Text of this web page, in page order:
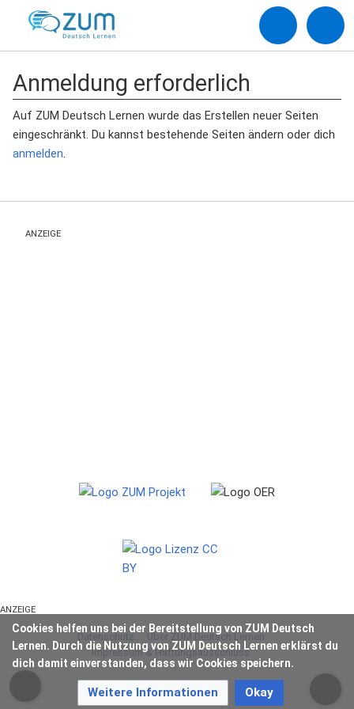
Anmeldung erforderlich
Auf ZUM Deutsch Lernen wurde das Erstellen neuer Seiten
eingeschränkt. Du kannst bestehende Seiten ändern oder dich
anmelden.
Cookies helfen uns bei der Bereitstellung von ZUM Deutsch
Lernen. Durch die Nutzung von ZUM Deutsch Lernen erklärst du
dich damit einverstanden, dass wir Cookies speichern.
Weitere Informationen Okay
ANZEIGE
ANZEIGE
Datenschutz
Über ZUM Deutsch Lernen
Impressum & Haftungsausschluss